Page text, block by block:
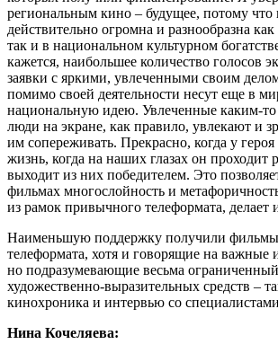
региональным кино – будущее, потому что
действительно огромна и разнообразна
так и в национальном культурном
кажется, наибольшее количество голосов
заявки с яркими, увлеченными своим
помимо своей деятельности несут еще в
национальную идею. Увлеченные каким-
люди на экране, как правило, увлекают и
им сопереживать. Прекрасно, когда у
жизнь, когда на наших глазах он проходит
выходит из них победителем. Это
фильмах многослойность и
из рамок привычного телеформата,
Наименьшую поддержку получили
телеформата, хотя и говорящие на важные
но подразумевающие весьма
художественно-выразительных средств –
кинохроника и интервью со
Нина Кочеляева: